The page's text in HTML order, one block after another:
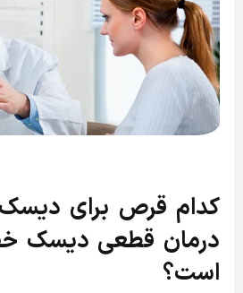
کدام قرص برای
درمان قطعی دیسک
است؟